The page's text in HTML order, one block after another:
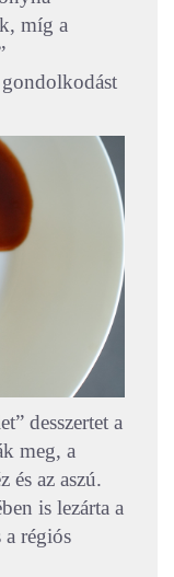
míg a
desszertet a
meg, a
és az aszú.
is lezárta a
a régiós